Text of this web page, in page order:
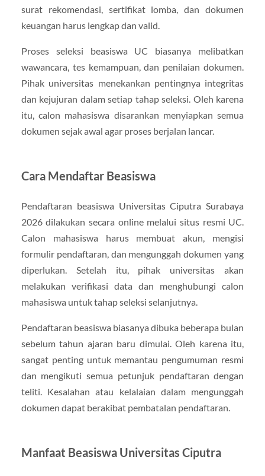
surat rekomendasi, sertifikat lomba, dan dokumen
keuangan harus lengkap dan valid.
Proses seleksi beasiswa UC biasanya melibatkan
wawancara, tes kemampuan, dan penilaian dokumen.
Pihak universitas menekankan pentingnya integritas
dan kejujuran dalam setiap tahap seleksi. Oleh karena
itu, calon mahasiswa disarankan menyiapkan semua
dokumen sejak awal agar proses berjalan lancar.
Cara Mendaftar Beasiswa
Pendaftaran beasiswa Universitas Ciputra Surabaya
2026 dilakukan secara online melalui situs resmi UC.
Calon mahasiswa harus membuat akun, mengisi
formulir pendaftaran, dan mengunggah dokumen yang
diperlukan. Setelah itu, pihak universitas akan
melakukan verifikasi data dan menghubungi calon
mahasiswa untuk tahap seleksi selanjutnya.
Pendaftaran beasiswa biasanya dibuka beberapa bulan
sebelum tahun ajaran baru dimulai. Oleh karena itu,
sangat penting untuk memantau pengumuman resmi
dan mengikuti semua petunjuk pendaftaran dengan
teliti. Kesalahan atau kelalaian dalam mengunggah
dokumen dapat berakibat pembatalan pendaftaran.
Manfaat Beasiswa Universitas Ciputra